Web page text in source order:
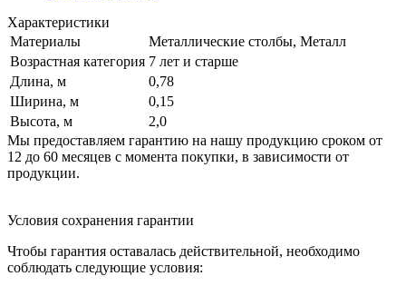
Характеристики
Материалы
Металлические столбы, Металл
Возрастная категория 7 лет и старше
Длина, м
0,78
Ширина, м
0,15
Высота, м
2,0
Мы предоставляем гарантию на нашу продукцию сроком от
12 до 60 месяцев с момента покупки, в зависимости от
продукции.
Условия сохранения гарантии
Чтобы гарантия оставалась действительной, необходимо
соблюдать следующие условия: